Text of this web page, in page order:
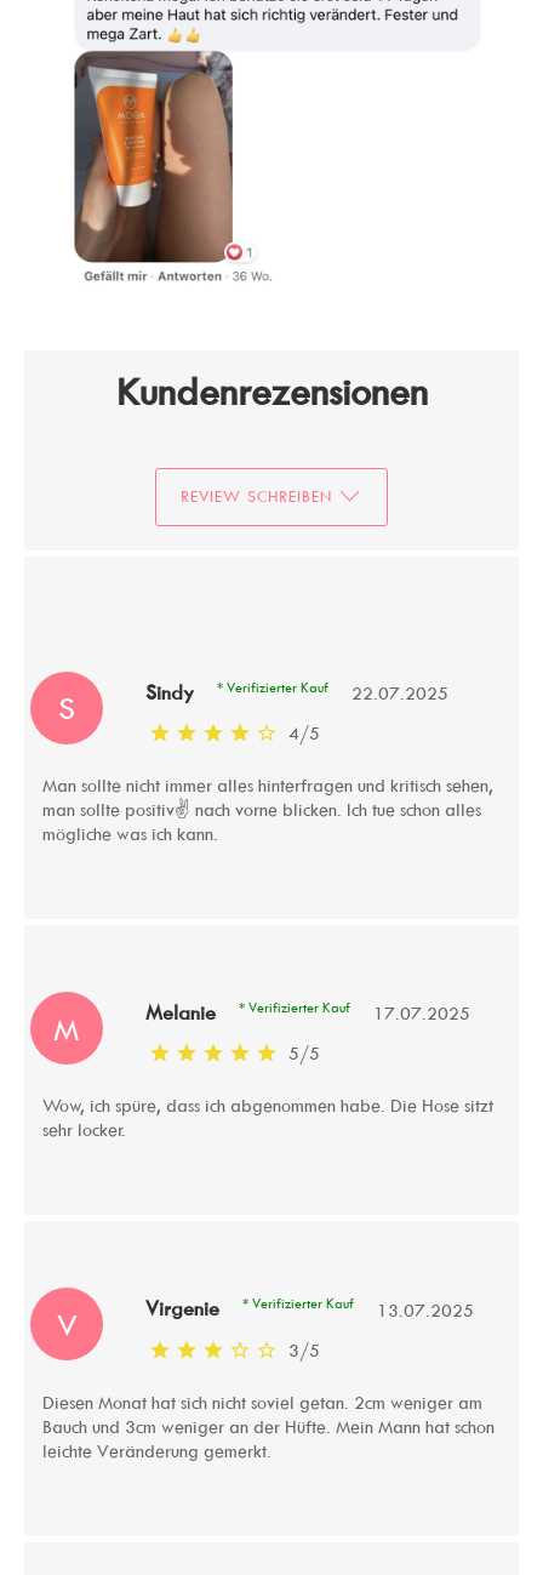
Kundenrezensionen
REVIEW SCHREIBEN
S Sindy * Verifizierter Kauf
22.07.2025
4/5
Man sollte nicht immer alles hinterfragen und kritisch sehen,
man sollte positiv✌ nach vorne blicken. Ich tue schon alles
mögliche was ich kann.
M Melanie * Verifizierter Kauf
17.07.2025
5/5
Wow, ich spüre, dass ich abgenommen habe. Die Hose sitzt
sehr locker.
V Virgenie * Verifizierter Kauf
13.07.2025
3/5
Diesen Monat hat sich nicht soviel getan. 2cm weniger am
Bauch und 3cm weniger an der Hüfte. Mein Mann hat schon
leichte Veränderung gemerkt.